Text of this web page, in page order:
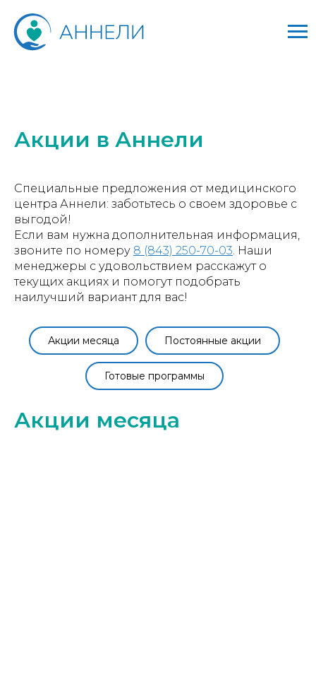
Акции в Аннели
Специальные предложения от медицинского
центра Аннели: заботьтесь о своем здоровье с
выгодой!
Если вам нужна дополнительная информация,
звоните по номеру 8 (843) 250-70-03. Наши
менеджеры с удовольствием расскажут о
текущих акциях и помогут подобрать
наилучший вариант для вас!
Акции месяца Постоянные акции
Готовые программы
Акции месяца